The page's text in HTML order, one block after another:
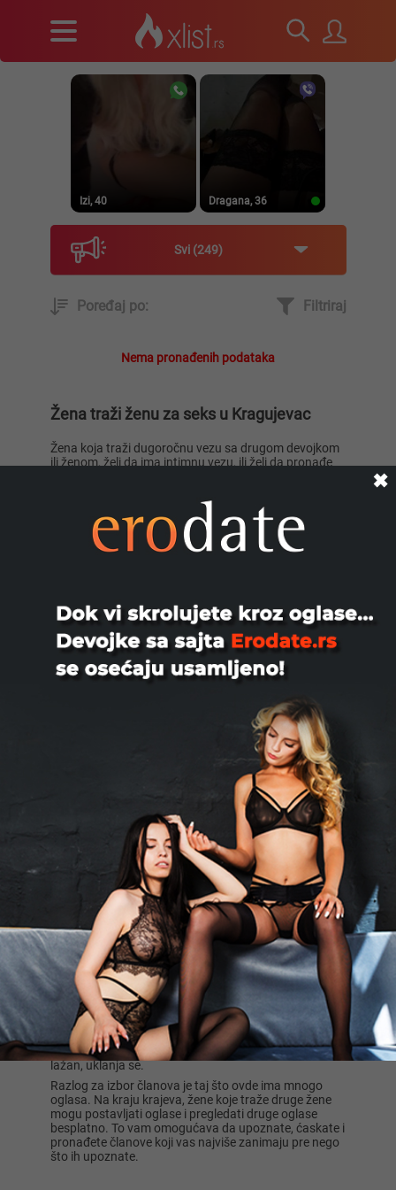
Izi, 40 Dragana, 36
Teodo..., 43 Zanna, 42
Svi 249
Poređaj po: Filtriraj
Nema pronađenih podataka
Žena traži ženu za seks u Kragujevac
Žena koja traži dugoročnu vezu sa drugom devojkom
ili ženom, želi da ima intimnu vezu, ili želi da pronađe
lako pronaći istomišljenike ili one koji traže isto kao i vi.
Sve biseksualne žene ili bilo koja lezbejka mogu se
danas prepustiti zadovoljstvu upoznavanja.
devojku ili ženu, ili možda čak par ili više njih, Xlist.rs je
pravo mesto za tu potragu. Sa samo nekoliko klikova
na našoj platformi, možete postaviti besplatan oglas
za upoznavanje i čitati oglase drugih članova, stupiti u
kontakt sa njima i nastaviti upoznavanje. Za žene koje
traže srodnu dušu ili intimno upoznavanje, lezbejsko
upoznavanje je atraktivan, praktičan i jednostavan
Možete pretraživati po vašem gradu, određenom
hobiju ili očekivanju, pa čak i sortirati oglase po
popularnosti. Na Xlist.rs žene traže: Ž+Ž upoznavanje,
BDSM i fetiš, svingersko upoznavanje i grupni seks,
erotske masaže, online seks ili skoro bilo šta drugo.
Koristeći filter, svaka devojka ili žena može filtrirati
oglase kako bi videla samo žene i parove željene dobi.
Postavljanje oglasa ili registracija na portalu je samo
nekoliko klikova dalje, zato samo probajte i uživajte u
novim prijateljstvima.
Zašto bi žene trebale tražiti žene na Xlist.rs?
Ako ste devojka ili žena koja traži drugu devojku, ženu
ili par, Xlist.rs je verovatno najpogodniji način za
sklapanje prijateljstava. To je iz dva glavna razloga -
sigurnost i širok izbor.
Sigurnost je osigurana time što svaki oglas mora biti
odobren od strane člana koji ga postavlja. Ako je oglas
neprimeren, obmanjujući ili uvredljiv, može se prijaviti
administraciji portala. Sve takve prijave se proveravaju
i, ako oglas ne zadovoljava kriterijume, uvredljiv je ili
lažan, uklanja se.
Razlog za izbor članova je taj što ovde ima mnogo
oglasa. Na kraju krajeva, žene koje traže druge žene
mogu postavljati oglase i pregledati druge oglase
besplatno. To vam omogućava da upoznate, ćaskate i
pronađete članove koji vas najviše zanimaju pre nego
što ih upoznate.
✖